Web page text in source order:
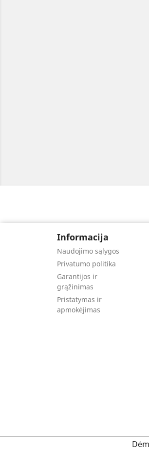
Informacija
Naudojimo sąlygos
Privatumo politika
Garantijos ir
grąžinimas
Pristatymas ir
apmokėjimas